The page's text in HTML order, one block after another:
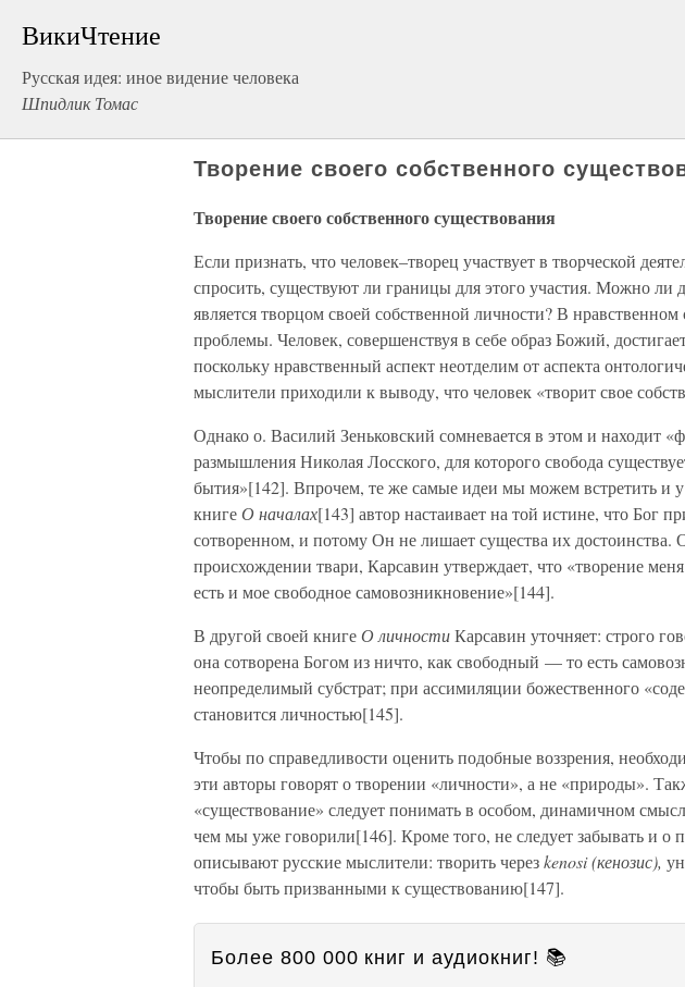
ВикиЧтение
Русская идея: иное видение человека
Шпидлик Томас
Творение своего собственного
Творение своего собственного существования
Если признать, что человек–творец участвует в творческой
спросить, существуют ли границы для этого участия. Можно ли
является творцом своей собственной личности? В нравственном
проблемы. Человек, совершенствуя в себе образ Божий,
поскольку нравственный аспект неотделим от аспекта
мыслители приходили к выводу, что человек «творит свое
Однако о. Василий Зеньковский сомневается в этом и находит
размышления Николая Лосского, для которого свобода
бытия»[142]. Впрочем, те же самые идеи мы можем встретить и
книгеО началах[143] автор настаивает на той истине, что Бог
сотворенном, и потому Он не лишает существа их достоинства.
происхождении твари, Карсавин утверждает, что «творение
есть и мое свободное самовозникновение»[144].
В другой своей книгеО личностиКарсавин уточняет: строго
она сотворена Богом из ничто, как свободный — то есть
неопределимый субстрат; при ассимиляции божественного
становится личностью[145].
Чтобы по справедливости оценить подобные воззрения,
эти авторы говорят о творении «личности», а не «природы».
«существование» следует понимать в особом, динамичном
чем мы уже говорили[146]. Кроме того, не следует забывать и о
описывают русские мыслители: творить черезkenosi (кенозис),
чтобы быть призванными к существованию[147].
Более 800 000 книг и аудиокниг! 📚